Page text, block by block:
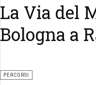
La Via del
Bologna a
PERCORSI